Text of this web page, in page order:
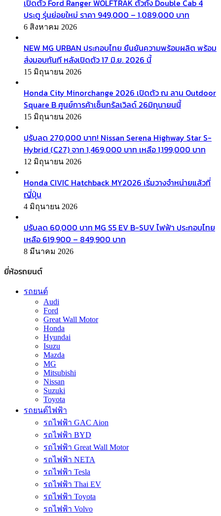
เปิดตัว Ford Ranger WOLFTRAK ตัวถัง Double Cab 4
ประตู รุ่นย่อยใหม่ ราคา 949,000 – 1,089,000 บาท
6 สิงหาคม 2026
NEW MG URBAN ประกอบไทย ยืนยันความพร้อมผลิต พร้อม
ส่งมอบทันที หลังเปิดตัว 17 มิ.ย. 2026 นี้
15 มิถุนายน 2026
Honda City Minorchange 2026 เปิดตัว ณ ลาน Outdoor
Square B ศูนย์การค้าเซ็นทรัลเวิลด์ 26มิถุนายนนี้
15 มิถุนายน 2026
ปรับลด 270,000 บาท! Nissan Serena Highway Star S-
Hybrid (C27) จาก 1,469,000 บาท เหลือ 1,199,000 บาท
12 มิถุนายน 2026
Honda CIVIC Hatchback MY2026 เริ่มวางจำหน่ายแล้วที่
ญี่ปุ่น
4 มิถุนายน 2026
ปรับลด 60,000 บาท MG S5 EV B-SUV ไฟฟ้า ประกอบไทย
เหลือ 619,900 – 849,900 บาท
8 มีนาคม 2026
ยี่ห้อรถยนต์
รถยนต์
Audi
Ford
Great Wall Motor
Honda
Hyundai
Isuzu
Mazda
MG
Mitsubishi
Nissan
Suzuki
Toyota
รถยนต์ไฟฟ้า
รถไฟฟ้า GAC Aion
รถไฟฟ้า BYD
รถไฟฟ้า Great Wall Motor
รถไฟฟ้า NETA
รถไฟฟ้า Tesla
รถไฟฟ้า Thai EV
รถไฟฟ้า Toyota
รถไฟฟ้า Volvo